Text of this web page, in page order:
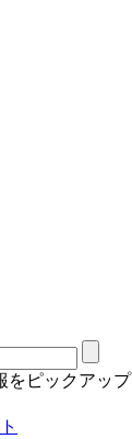
をピックアップ